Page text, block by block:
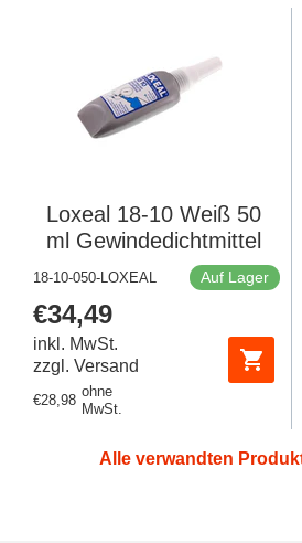
Loxeal 18-10 Weiß 50
ml Gewindedichtmittel
18-10-050-LOXEAL Auf Lager
Regulärer
Preis
€34,49
inkl. MwSt.
zzgl. Versand
Regulärer
€28,98
ohne
MwSt.
Alle verwandten